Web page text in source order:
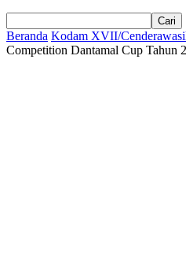
Beranda Kodam XVII/
Competition Dantamal Cup Tahun